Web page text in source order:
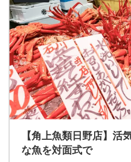
【角上魚類日野店】活
な魚を対面式で